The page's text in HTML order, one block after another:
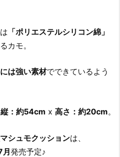
「ポリエステルシリコン綿」
カモ。
は強い素材でできているよう
縦：約54cm x 高さ：約20cm。
シュモクッションは、
発売予定♪